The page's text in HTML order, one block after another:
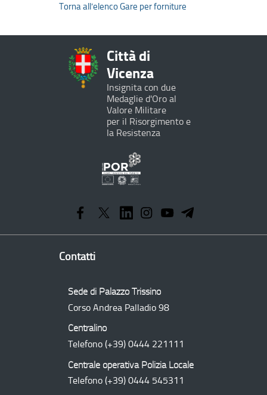
Torna all’elenco Gare per forniture
Città di
Vicenza
Insignita con due
Medaglie d'Oro al
Valore Militare
per il Risorgimento e
la Resistenza
Operativo
Regionale
Contatti
Sede di Palazzo Trissino
Corso Andrea Palladio 98
Centralino
Telefono (+39) 0444 221111
Centrale operativa Polizia Locale
Telefono (+39) 0444 545311